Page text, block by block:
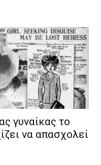
γυναίκας το
να απασχολεί